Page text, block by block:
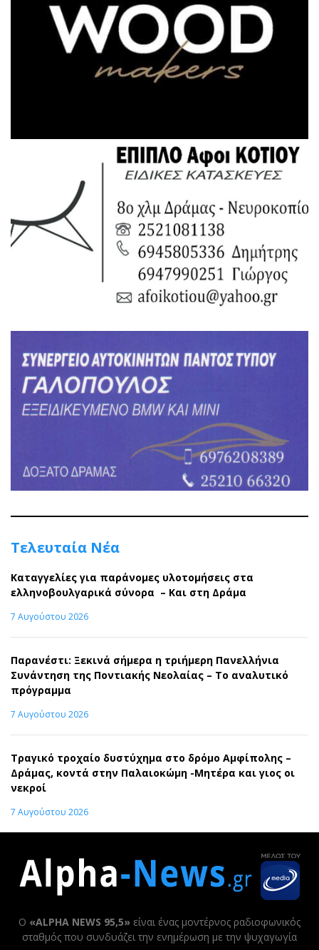
Τελευταία Νέα
Καταγγελίες για παράνομες υλοτομήσεις στα
ελληνοβουλγαρικά σύνορα – Και στη Δράμα
7 Αυγούστου 2026
Παρανέστι: Ξεκινά σήμερα η τριήμερη Πανελλήνια
Συνάντηση της Ποντιακής Νεολαίας – Το αναλυτικό
πρόγραμμα
7 Αυγούστου 2026
Τραγικό τροχαίο δυστύχημα στο δρόμο Αμφίπολης –
Δράμας, κοντά στην Παλαιοκώμη -Μητέρα και γιος οι
νεκροί
7 Αυγούστου 2026
Ο «ALPHA NEWS 95,5» είναι ένας μοντέρνος ραδιοφωνικός
σταθμός που συνδυάζει την ενημέρωση με την ψυχαγωγία